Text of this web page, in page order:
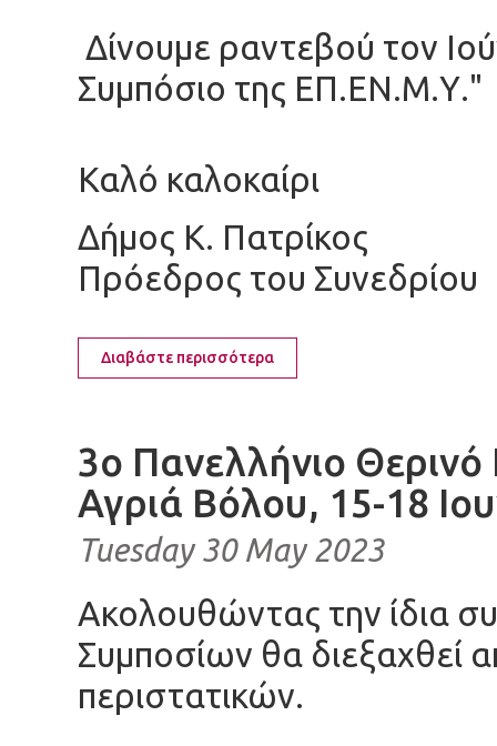
Δίνουμε ραντεβού τον
Συμπόσιο της ΕΠ.ΕΝ.Μ.Υ."
Καλό καλοκαίρι
Δήμος Κ. Πατρίκος
Πρόεδρος του Συνεδρίου
Διαβάστε περισσότερα
3ο Πανελλήνιο
Αγριά Βόλου, 15-18
Tuesday 30 May 2023
Ακολουθώντας την ίδια
Συμποσίων θα διεξαχθεί
περιστατικών.